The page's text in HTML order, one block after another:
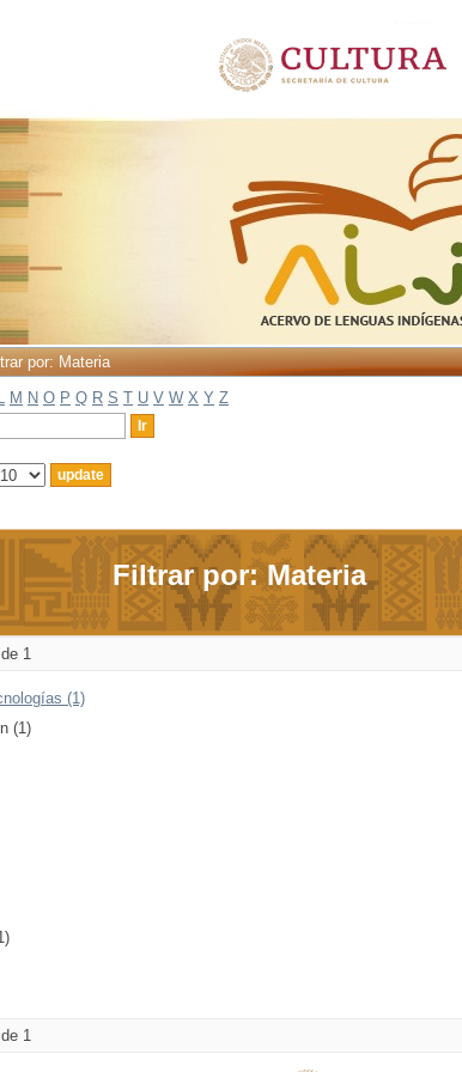
por: Materia
L M N O P Q R S T U V W X Y Z
Filtrar por: Materia
1
(1)
(1)
1